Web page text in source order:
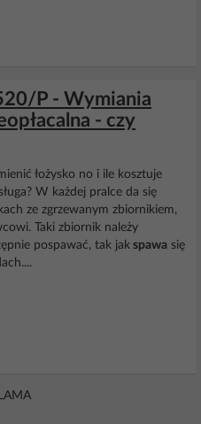
P - Wymiania
- czy
łożysko no i ile kosztuje
W każdej pralce da się
ze zgrzewanym zbiornikiem,
Taki zbiornik należy
pospawać, tak jak spawa się